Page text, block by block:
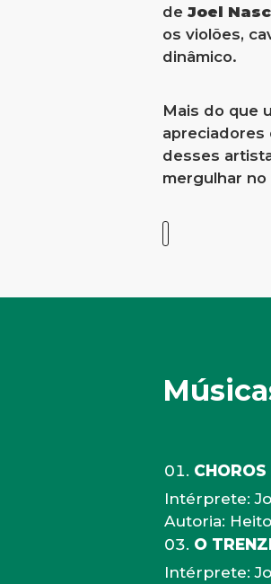
deJoel
os violões,
dinâmico.
Mais do que
apreciadores
desses
mergulhar
CHOROS
Intérprete:
Autoria:
O
Intérprete: